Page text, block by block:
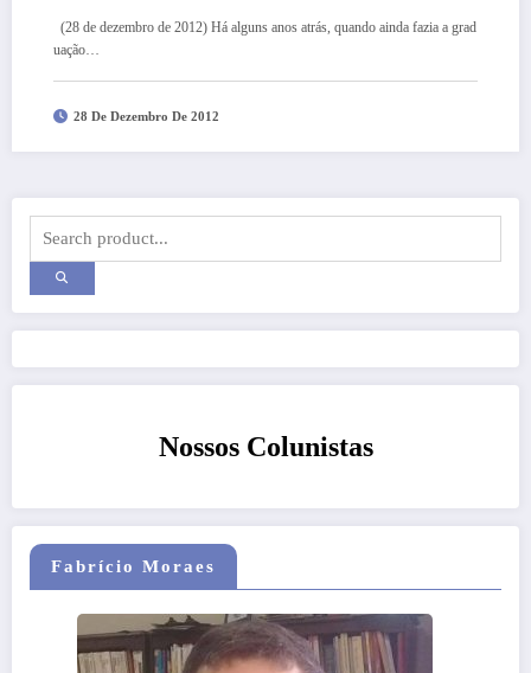
(28 de dezembro de 2012) Há alguns anos atrás, quando ainda fazia a grad
uação…
28 De Dezembro De 2012
Nossos Colunistas
Fabrício Moraes